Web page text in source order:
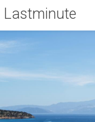
Lastminute